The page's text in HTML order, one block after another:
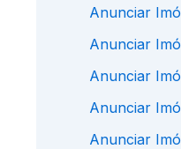
Anunciar
Anunciar
Anunciar
Anunciar
Anunciar